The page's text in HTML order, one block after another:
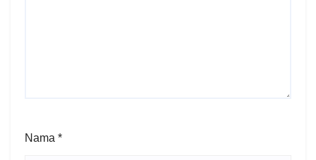
Nama *